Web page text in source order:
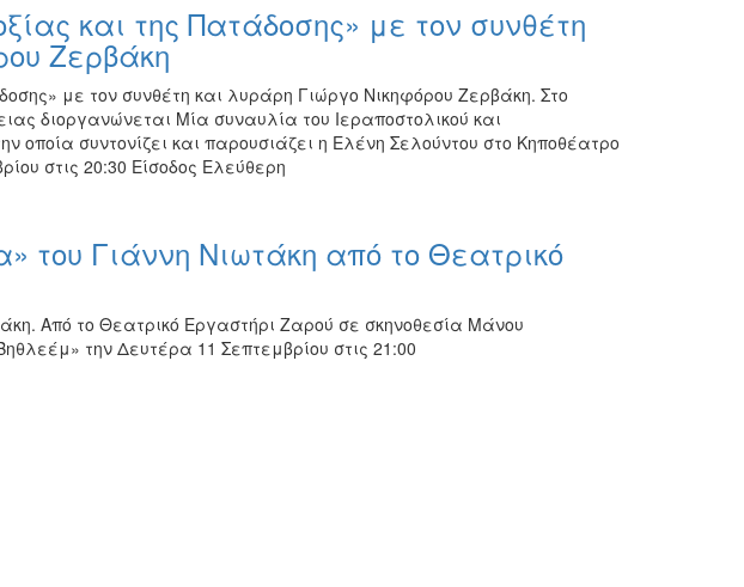
και της Πατάδοσης» με τον συνθέτη
Ζερβάκη
με τον συνθέτη και λυράρη Γιώργο Νικηφόρου Ζερβάκη. Στο
διοργανώνεται Μία συναυλία του Ιεραποστολικού και
οποία συντονίζει και παρουσιάζει η Ελένη Σελούντου στο Κηποθέατρο
στις 20:30 Είσοδος Ελεύθερη
του Γιάννη Νιωτάκη από το Θεατρικό
Από το Θεατρικό Εργαστήρι Ζαρού σε σκηνοθεσία Μάνου
την Δευτέρα 11 Σεπτεμβρίου στις 21:00